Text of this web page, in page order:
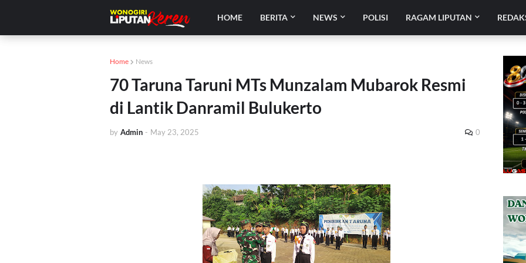
HOME BERITA NEWS POLISI RAGAM LIPUTAN
Home News
70 Taruna Taruni MTs Munzalam Mubarok Resmi
di Lantik Danramil Bulukerto
by Admin - May 23, 2025 0